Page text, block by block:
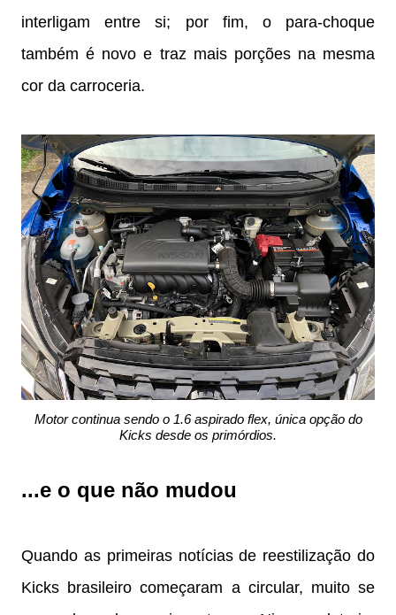
interligam entre si; por fim, o para-choque
também é novo e traz mais porções na mesma
cor da carroceria.
Motor continua sendo o 1.6 aspirado flex, única opção do
Kicks desde os primórdios.
...e o que não mudou
Quando as primeiras notícias de reestilização do
Kicks brasileiro começaram a circular, muito se